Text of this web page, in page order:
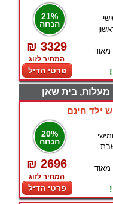
21%
הנחה
₪ 3329
המחיר לזוג
פרטי הדיל
מאוד
מעלות, בית שאן
20%
הנחה
₪ 2696
המחיר לזוג
פרטי הדיל
מאוד